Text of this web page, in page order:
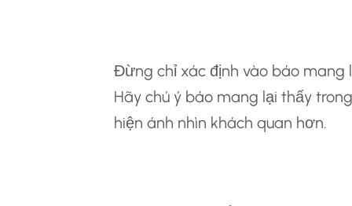
Đừng chỉ xác định vào báo mang
Hãy chú ý báo mang lại thấy
hiện ánh nhìn khách quan hơn.